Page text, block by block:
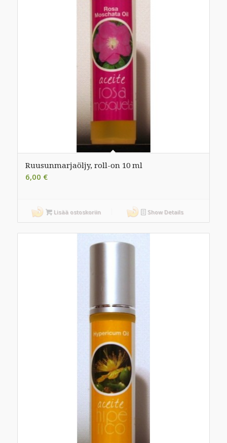
Ruusunmarjaöljy, roll-on 10 ml
6,00 €
Lisää ostoskoriin Show Details